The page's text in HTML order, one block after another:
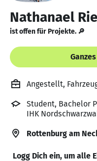
Nathanael
ist offen für Projekte. 🔎
Angestellt,
Student, Bachelor
IHK
Rottenburg am
Logg Dich ein, um alle